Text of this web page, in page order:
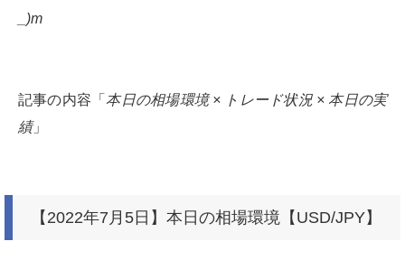
_)m
記事の内容「 本日の相場環境 × トレード状況 × 本日の実
績」
【2022年7月5日】本日の相場環境【USD/JPY】